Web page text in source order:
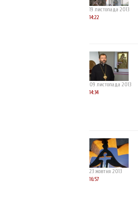
19 листопада 2013
14:22
09 листопада 2013
14:34
23 жовтня 2013
16:57